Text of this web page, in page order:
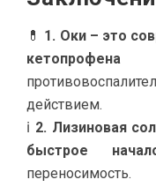
💊 1. Оки – это
кетопрофена с
действием.
ℹ 2. Лизиновая
быстрое
переносимость.